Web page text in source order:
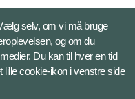
selv, om vi må bruge
og om du
Du kan til hver en tid
cookie-ikon i venstre side